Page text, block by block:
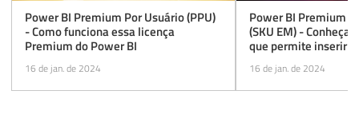
Power BI Premium Por Usuário (PPU)
- Como funciona essa licença
Premium do Power BI
16 de jan. de 2024
Power BI Premium
(SKU EM) -
que permite inserir
aplicações internas
16 de jan. de 2024